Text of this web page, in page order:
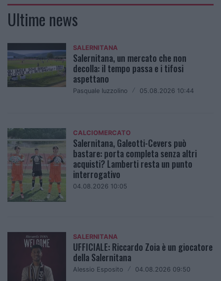
Ultime news
SALERNITANA
Salernitana, un mercato che non
decolla: il tempo passa e i tifosi
aspettano
Pasquale Iuzzolino / 05.08.2026 10:44
CALCIOMERCATO
Salernitana, Galeotti-Cevers può
bastare: porta completa senza altri
acquisti? Lamberti resta un punto
interrogativo
04.08.2026 10:05
SALERNITANA
UFFICIALE: Riccardo Zoia è un giocatore
della Salernitana
Alessio Esposito / 04.08.2026 09:50